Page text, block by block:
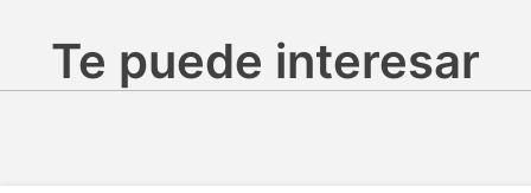
Te puede interesar